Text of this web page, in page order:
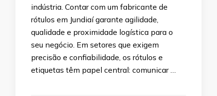
indústria. Contar com um fabricante de
rótulos em Jundiaí garante agilidade,
qualidade e proximidade logística para o
seu negócio. Em setores que exigem
precisão e confiabilidade, os rótulos e
etiquetas têm papel central: comunicar …